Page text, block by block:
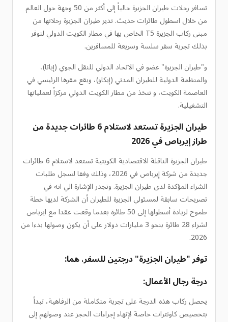
تسافر رحلات طيران الجزيرة حالياً إلى أكثر من 50 وجهة حول العالم
من خلال اسطول طائرات حديث. تدير طيران الجزيرة رحلاتها من
مبنى ركاب الجزيرة T5 الخاص بها في مطار الكويت الدولي لتوفر
بذلك تجربة سفر سلسة وسريعة للمسافرين.
و"طيران الجزيرة" عضو في الاتحاد الدولي للنقل الجوي (إياتا)،
والمنظمة الدولية للطيران المدني (إيكاو)، ويقع مقرها الرئيسي في
العاصمة الكويت، و تتخذ من مطار الكويت الدولي مركزاً لعملياتها
التشغيلية.
طيران الجزيرة تستعد لاستلام 6 طائرات جديدة من
طراز إيرباص في 2026
طيران الجزيرة الناقلة الاقتصادية الكويتية تستعد لاستلام 6 طائرات
جديدة من شركة إيرباص في 2026، وذلك وفقا لسجل طلبات
الشراء المؤكدة لدى طيران الجزيرة. وتجدر الإشارة الي انه في
تصريحات سابقة لمسئولي الجزيرة للطيران أن الشركة لديها خطة
طموح لزيادة أسطولها إلى 50 طائرة بعدما وقعت عقدا مع ايرباص
لشراء 28 طائرة بنحو 3 مليارات دولار على أن يكون وصولها بدءا من
2026.
توفر "طيران الجزيرة" درجتين للسفر، هما:
درجة رجال الأعمال:
يحصل ركاب هذه الدرجة على تجربة متكاملة من الرفاهية، تبدأ
بتخصيص كاونترات خاصة لإنهاء إجراءات الحجز عند وصولهم إلى